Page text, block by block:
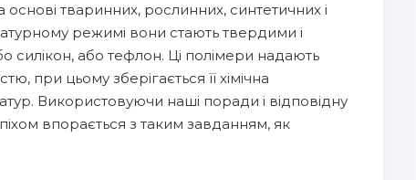
тваринних, рослинних, синтетичних і
режимі вони стають твердими і
силікон, або тефлон. Ці полімери надають
при цьому зберігається її хімічна
Використовуючи наші поради і відповідну
впорається з таким завданням, як